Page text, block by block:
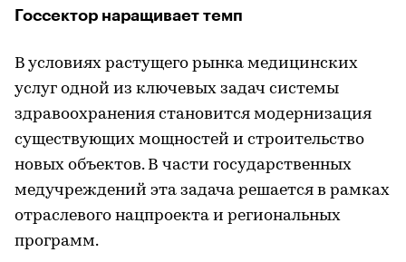
Госсектор наращивает темп
В условиях растущего рынка медицинских
услуг одной из ключевых задач системы
здравоохранения становится модернизация
существующих мощностей и строительство
новых объектов. В части государственных
медучреждений эта задача решается в рамках
отраслевого нацпроекта и региональных
программ.